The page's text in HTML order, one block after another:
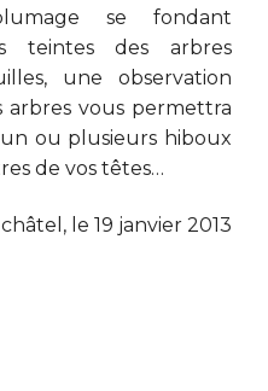
se fondant
teintes des arbres
une observation
vous permettra
ou plusieurs hiboux
de vos têtes…
le 19 janvier 2013